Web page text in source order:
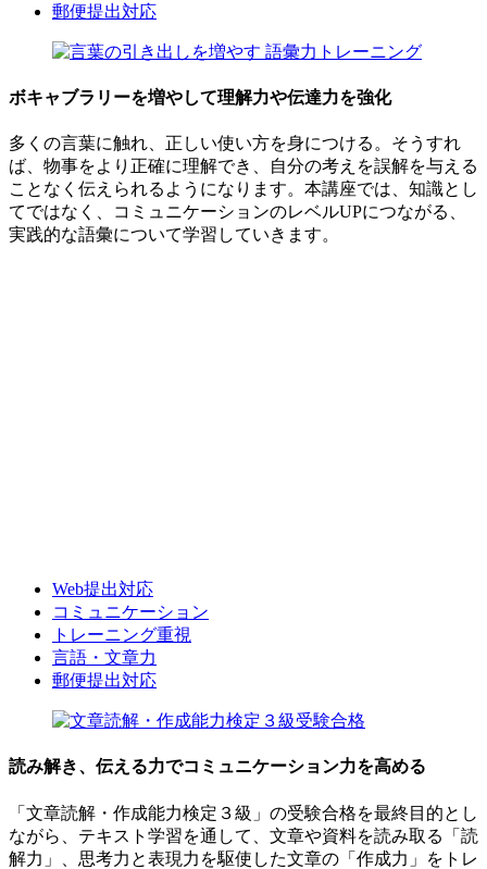
郵便提出対応
ボキャブラリーを増やして理解力や伝達力を強化
多くの言葉に触れ、正しい使い方を身につける。そうすれ
ば、物事をより正確に理解でき、自分の考えを誤解を与える
ことなく伝えられるようになります。本講座では、知識とし
てではなく、コミュニケーションのレベルUPにつながる、
実践的な語彙について学習していきます。
Web提出対応
コミュニケーション
トレーニング重視
言語・文章力
郵便提出対応
読み解き、伝える力でコミュニケーション力を高める
「文章読解・作成能力検定３級」の受験合格を最終目的とし
ながら、テキスト学習を通して、文章や資料を読み取る「読
解力」、思考力と表現力を駆使した文章の「作成力」をトレ